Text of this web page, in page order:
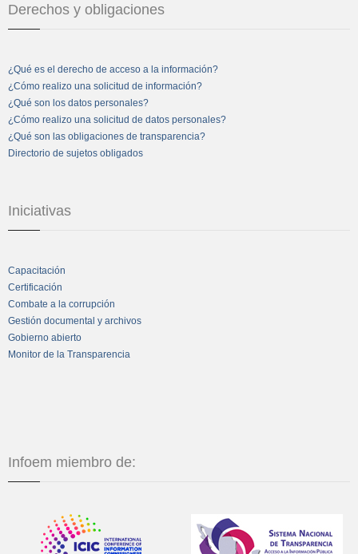
Derechos y obligaciones
¿Qué es el derecho de acceso a la información?
¿Cómo realizo una solicitud de información?
¿Qué son los datos personales?
¿Cómo realizo una solicitud de datos personales?
¿Qué son las obligaciones de transparencia?
Directorio de sujetos obligados
Iniciativas
Capacitación
Certificación
Combate a la corrupción
Gestión documental y archivos
Gobierno abierto
Monitor de la Transparencia
Infoem miembro de: